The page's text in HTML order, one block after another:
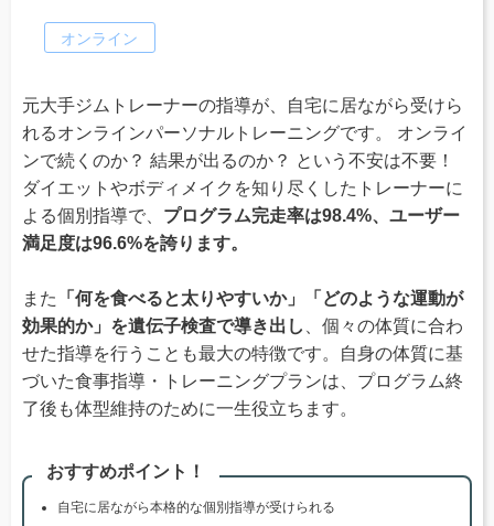
オンライン
元大手ジムトレーナーの指導が、自宅に居ながら受けら
れるオンラインパーソナルトレーニングです。 オンライ
ンで続くのか？ 結果が出るのか？ という不安は不要！
ダイエットやボディメイクを知り尽くしたトレーナーに
よる個別指導で、 プログラム完走率は98.4%、ユーザー
満足度は96.6%を誇ります。
また
「何を食べると太りやすいか」「どのような運動が
効果的か」を遺伝子検査で導き出し 、個々の体質に合わ
せた指導を行うことも最大の特徴です。自身の体質に基
づいた食事指導・トレーニングプランは、プログラム終
了後も体型維持のために一生役立ちます。
おすすめポイント！
自宅に居ながら本格的な個別指導が受けられる